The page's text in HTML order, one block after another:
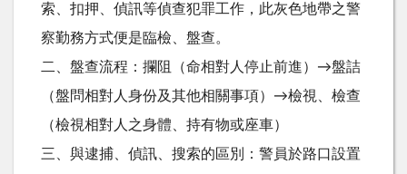
索、扣押、偵訊等偵查犯罪工作，此灰色地帶之警
察勤務方式便是臨檢、盤查。
二、盤查流程：攔阻（命相對人停止前進）→盤詰
（盤問相對人身份及其他相關事項）→檢視、檢查
（檢視相對人之身體、持有物或座車）
三、與逮捕、偵訊、搜索的區別：警員於路口設置